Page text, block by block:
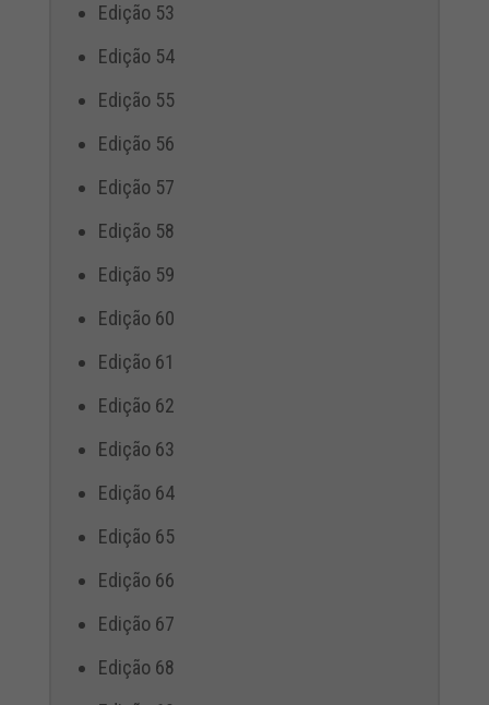
Edição 53
Edição 54
Edição 55
Edição 56
Edição 57
Edição 58
Edição 59
Edição 60
Edição 61
Edição 62
Edição 63
Edição 64
Edição 65
Edição 66
Edição 67
Edição 68